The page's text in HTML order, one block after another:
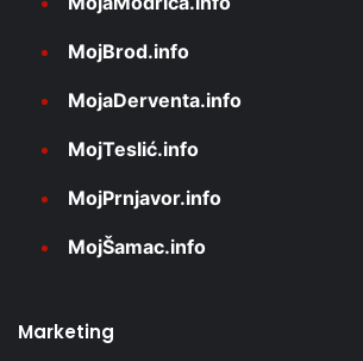
MojBrod.info
MojaDerventa.info
MojTeslić.info
MojPrnjavor.info
MojŠamac.info
Marketing